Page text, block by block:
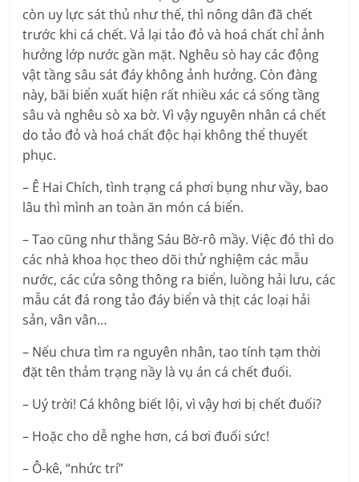
còn uy lực sát thủ như thế, thì nông dân đã chết
trước khi cá chết. Vả lại tảo đỏ và hoá chất chỉ ảnh
hưởng lớp nước gần mặt. Nghêu sò hay các động
vật tầng sâu sát đáy không ảnh hưởng. Còn đàng
này, bãi biển xuất hiện rất nhiều xác cá sống tầng
sâu và nghêu sò xa bờ. Vì vậy nguyên nhân cá chết
do tảo đỏ và hoá chất độc hại không thể thuyết
phục.
– Ê Hai Chích, tình trạng cá phơi bụng như vầy, bao
lâu thì mình an toàn ăn món cá biển.
– Tao cũng như thằng Sáu Bờ-rô mầy. Việc đó thì do
các nhà khoa học theo dõi thử nghiệm các mẫu
nước, các cửa sông thông ra biển, luồng hải lưu, các
mẫu cát đá rong tảo đáy biển và thịt các loại hải
sản, vân vân…
– Nếu chưa tìm ra nguyên nhân, tao tính tạm thời
đặt tên thảm trạng nầy là vụ án cá chết đuối.
– Uý trời! Cá không biết lội, vì vậy hơi bị chết đuối?
– Hoặc cho dễ nghe hơn, cá bơi đuối sức!
– Ô-kê, “nhức trí”